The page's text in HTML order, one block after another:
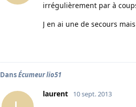
irrégulièrement par à
J en ai une de secours
DansÉcumeur lio51
laurent 10 sept. 2013